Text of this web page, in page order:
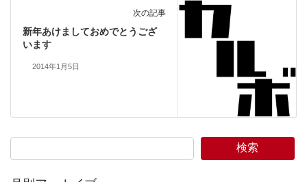
次の記事
新年あけましておめでとうござ
います
2014年1月5日
検索